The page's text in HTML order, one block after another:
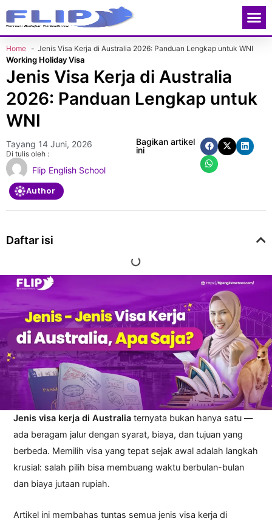
Home Jenis Visa Kerja di Australia 2026: Panduan Lengkap untuk WNI
Working Holiday Visa
Jenis Visa Kerja di Australia
2026: Panduan Lengkap untuk
WNI
Tayang 14 Juni, 2026
Di tulis oleh :
Flip English School
Author
Bagikan artikel
ini
Daftar isi
Jenis visa kerja di Australia ternyata bukan hanya satu —
ada beragam jalur dengan syarat, biaya, dan tujuan yang
berbeda. Memilih visa yang tepat sejak awal adalah langkah
krusial: salah pilih bisa membuang waktu berbulan-bulan
dan biaya jutaan rupiah.
Artikel ini membahas tuntas semua jenis visa kerja di